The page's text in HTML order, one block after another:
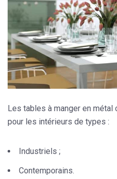
Les tables à manger en
pour les intérieurs de types :
Industriels ;
Contemporains.